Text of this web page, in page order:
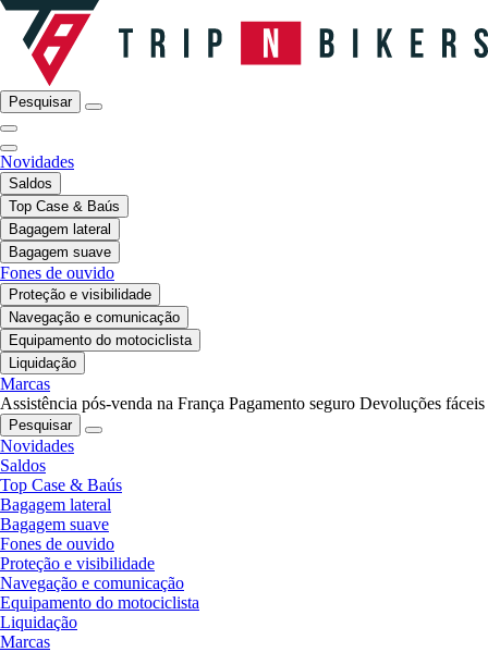
Pesquisar
Novidades
Saldos
Top Case & Baús
Bagagem lateral
Bagagem suave
Fones de ouvido
Proteção e visibilidade
Navegação e comunicação
Equipamento do motociclista
Liquidação
Marcas
Assistência pós-venda na França Pagamento seguro Devoluções fáceis
Pesquisar
Novidades
Saldos
Top Case & Baús
Bagagem lateral
Bagagem suave
Fones de ouvido
Proteção e visibilidade
Navegação e comunicação
Equipamento do motociclista
Liquidação
Marcas